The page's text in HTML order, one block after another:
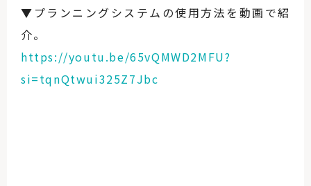
▼プランニングシステムの使用方法を動画で紹
介。
https://youtu.be/65vQMWD2MFU?
si=tqnQtwui325Z7Jbc